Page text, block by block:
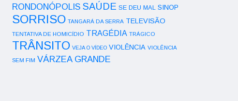
RONDONÓPOLIS SAÚDE SE DEU MAL SINOP
SORRISO TANGARÁ DA SERRA TELEVISÃO
TENTATIVA DE HOMICÍDIO TRAGÉDIA TRÁGICO
TRÂNSITO VEJA O VÍDEO VIOLÊNCIA VIOLÊNCIA
SEM FIM VÁRZEA GRANDE